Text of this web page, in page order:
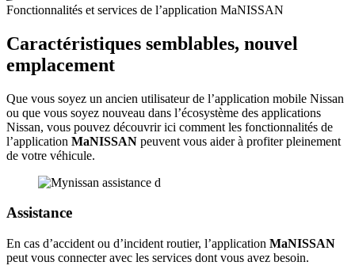
Fonctionnalités et services de l’application MaNISSAN
Caractéristiques semblables, nouvel
emplacement
Que vous soyez un ancien utilisateur de l’application mobile Nissan
ou que vous soyez nouveau dans l’écosystème des applications
Nissan, vous pouvez découvrir ici comment les fonctionnalités de
l’application MaNISSAN peuvent vous aider à profiter pleinement
de votre véhicule.
Assistance
En cas d’accident ou d’incident routier, l’application MaNISSAN
peut vous connecter avec les services dont vous avez besoin.